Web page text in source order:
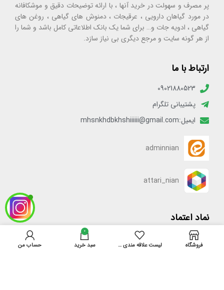
پر مصرف و سهولت در خرید آنها ، با ارائه توضیحات دقیق و موشکافانه
در مورد گیاهان دارویی ، عرقیجات ، دمنوش های گیاهی ، روغن های
گیاهی ، ادویه جات و… برای شما یک بانک اطلاعاتی کامل باشد و شما را
از هر گونه سایت و مرجع دیگری بی نیاز سازد.
ارتباط با ما
09021880523
پشتیبانی تلگرام
ایمیل:mhsnkhdbkhshiiiiii@gmail.com
adminnian
attari_nian
نماد اعتماد
فروشگاه لیست علاقه مندی ها
0
سبد خرید حساب من